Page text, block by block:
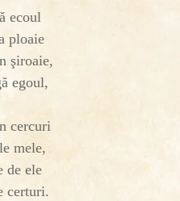
ecoul
ploaie
şiroaie,
egoul,
cercuri
mele,
de ele
certuri.